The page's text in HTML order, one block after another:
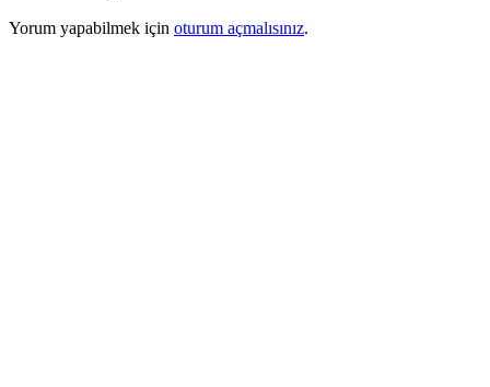
Yorum yapabilmek için oturum açmalısınız.